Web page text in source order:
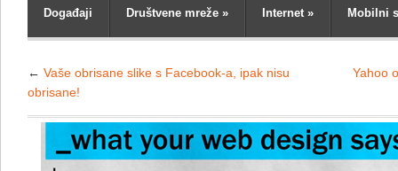
Događaji Društvene mreže » Internet» Mobilni
← Vaše obrisane slike s Facebook-a, ipak nisu
obrisane!
Yahoo